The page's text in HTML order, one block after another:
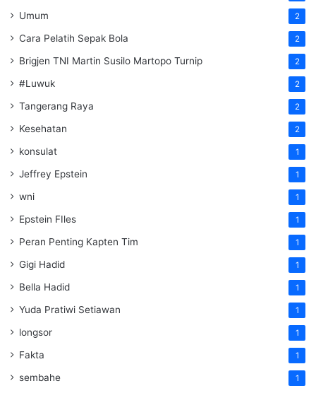
Umum 2
Cara Pelatih Sepak Bola 2
Brigjen TNI Martin Susilo Martopo Turnip 2
#Luwuk 2
Tangerang Raya 2
Kesehatan 2
konsulat 1
Jeffrey Epstein 1
wni 1
Epstein FIles 1
Peran Penting Kapten Tim 1
Gigi Hadid 1
Bella Hadid 1
Yuda Pratiwi Setiawan 1
longsor 1
Fakta 1
sembahe 1